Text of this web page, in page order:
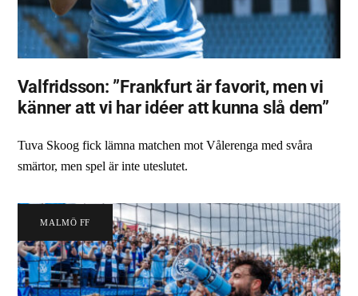
Valfridsson: ”Frankfurt är favorit, men vi
känner att vi har idéer att kunna slå dem”
Tuva Skoog fick lämna matchen mot Vålerenga med svåra
smärtor, men spel är inte uteslutet.
MALMÖ FF